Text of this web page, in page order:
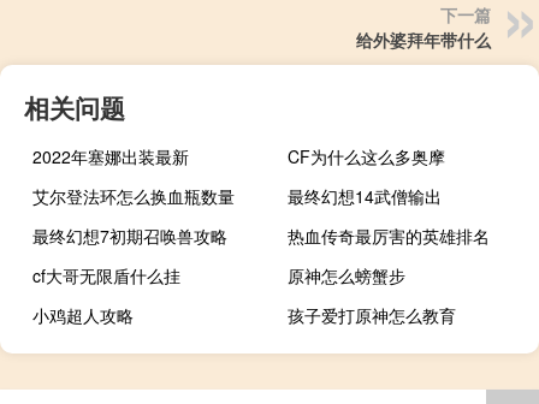
下一篇
给外婆拜年带什么
相关问题
2022年塞娜出装最新
CF为什么这么多奥摩
艾尔登法环怎么换血瓶数量
最终幻想14武僧输出
最终幻想7初期召唤兽攻略
热血传奇最厉害的英雄排名
cf大哥无限盾什么挂
原神怎么螃蟹步
小鸡超人攻略
孩子爱打原神怎么教育